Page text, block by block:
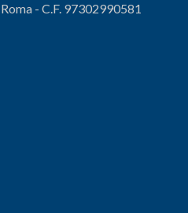
- C.F. 97302990581